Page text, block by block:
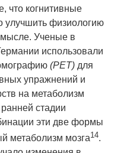
что когнитивные
улучшить физиологию
е. Ученые в
использовали
(PET) для
упражнений и
на метаболизм
стадии
эти две формы
метаболизм мозга14.